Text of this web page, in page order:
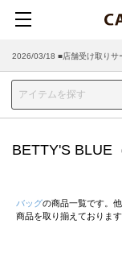
2026/03/18 ■店舗受け取りサ
BETTY'S BLUE
バッグの商品一覧です。
商品を取り揃えております